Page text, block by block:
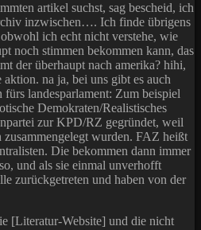
artikel suchst, sag bescheid, ich
inzwischen…. Ich finde übrigens
ich echt nicht verstehe, wie
noch stimmen bekommen kann, das
der überhaupt nach amerika? hihi,
na ja, bei uns gibt es auch
fürs landesparlament: Zum beispiel
Demokraten/Realistisches
zur KPD/RZ gegründet, weil
wurden. FAZ heißt
Die bekommen dann immer
und als sie einmal unverhofft
zurückgetreten und haben von der
[Literatur-Website] und die nicht